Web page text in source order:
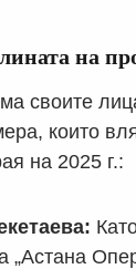
на
своите
които
на 2025 г.:
„Астана